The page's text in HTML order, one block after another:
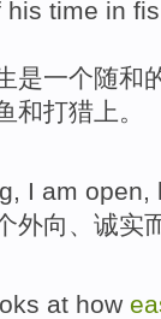
his time in
是一个随和
和打猎 上。
, I am open,
外向 、 诚实
at how